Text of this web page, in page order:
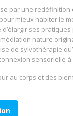
par une redéfinition
mieux habiter le
ses
nature
de sylvothérapie
sensorielle
au corps et des